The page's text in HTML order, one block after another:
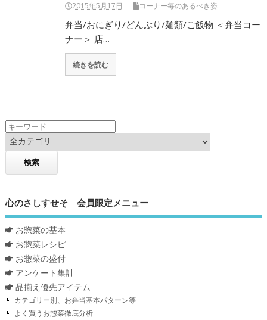
2015年5月17日 コーナー毎のあるべき姿
弁当/おにぎり/どんぶり/麺類/ご飯物 ＜弁当コー
ナー＞ 店…
続きを読む
心のさしすせそ 会員限定メニュー
お惣菜の基本
お惣菜レシピ
お惣菜の盛付
アンケート集計
品揃え優先アイテム
カテゴリー別、お弁当基本パターン等
よく買うお惣菜徹底分析